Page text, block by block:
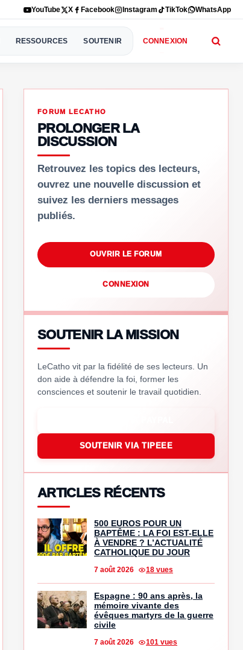
YouTube X Facebook Instagram TikTok WhatsApp
RESSOURCES SOUTENIR CONNEXION
FORUM LECATHO
PROLONGER LA
DISCUSSION
Retrouvez les topics des lecteurs,
ouvrez une nouvelle discussion et
suivez les derniers messages
publiés.
OUVRIR LE FORUM
CONNEXION
SOUTENIR LA MISSION
LeCatho vit par la fidélité de ses lecteurs. Un
don aide à défendre la foi, former les
consciences et soutenir le travail quotidien.
SOUTENIR VIA TIPEEE
ARTICLES RÉCENTS
500 EUROS POUR UN
BAPTÊME : LA FOI EST-ELLE
À VENDRE ? L’ACTUALITÉ
CATHOLIQUE DU JOUR
7 août 2026 18 vues
Espagne : 90 ans après, la
mémoire vivante des
évêques martyrs de la guerre
civile
7 août 2026 101 vues